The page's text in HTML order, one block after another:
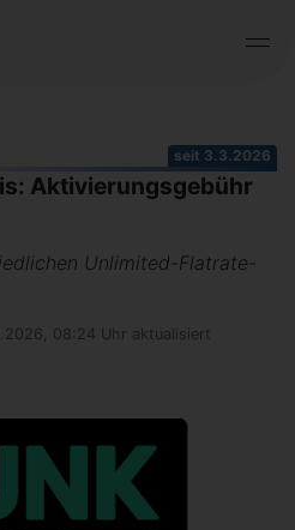
seit 3.3.2026
Aktivierungsgebühr
Unlimited-Flatrate-
08:24 Uhr aktualisiert